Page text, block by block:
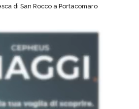
di San Rocco a Portacomaro